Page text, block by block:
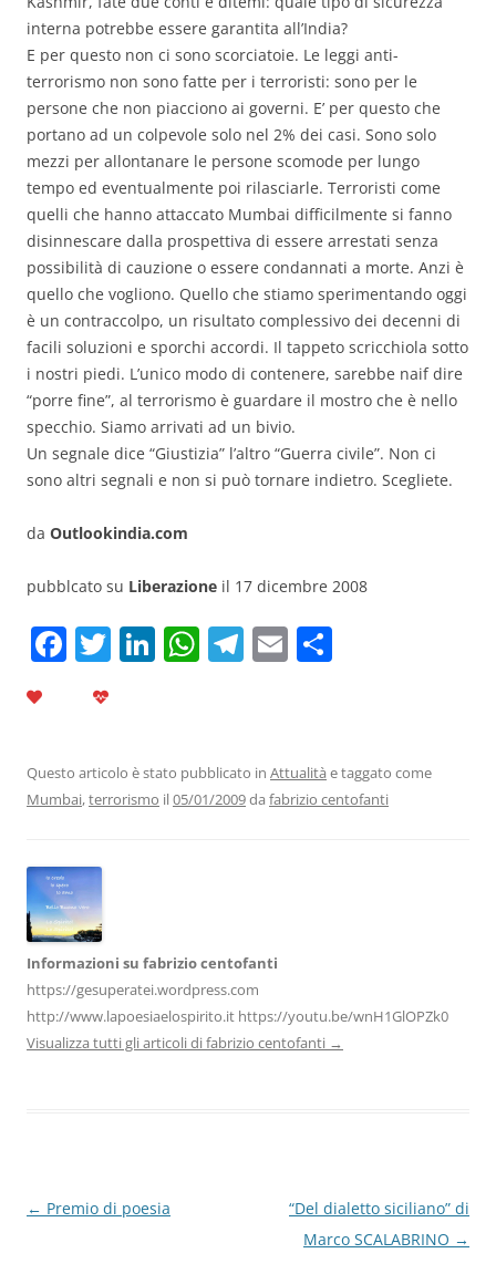
interna potrebbe essere garantita all’India?
E per questo non ci sono scorciatoie. Le leggi anti-
terrorismo non sono fatte per i terroristi: sono per le
persone che non piacciono ai governi. E’ per questo che
portano ad un colpevole solo nel 2% dei casi. Sono solo
mezzi per allontanare le persone scomode per lungo
tempo ed eventualmente poi rilasciarle. Terroristi come
quelli che hanno attaccato Mumbai difficilmente si fanno
disinnescare dalla prospettiva di essere arrestati senza
possibilità di cauzione o essere condannati a morte. Anzi è
quello che vogliono. Quello che stiamo sperimentando oggi
è un contraccolpo, un risultato complessivo dei decenni di
facili soluzioni e sporchi accordi. Il tappeto scricchiola sotto
i nostri piedi. L’unico modo di contenere, sarebbe naif dire
“porre fine”, al terrorismo è guardare il mostro che è nello
specchio. Siamo arrivati ad un bivio.
Un segnale dice “Giustizia” l’altro “Guerra civile”. Non ci
sono altri segnali e non si può tornare indietro. Scegliete.
da Outlookindia.com
pubblcato su Liberazione il 17 dicembre 2008
F
b
o
o
k
T Li
dI
n
W
A
p
T
a
m
E
vi
di
Questo articolo è stato pubblicato in Attualità e taggato come
Mumbai,terrorismo il05/01/2009da fabrizio centofanti
Informazioni su fabrizio centofanti
https://gesuperatei.wordpress.com
http://www.lapoesiaelospirito.it https://youtu.be/wnH1GlOPZk0
Visualizza tutti gli articoli di fabrizio centofanti →
Navigazione
← Premio di poesia
“Del dialetto siciliano” di
Marco SCALABRINO →